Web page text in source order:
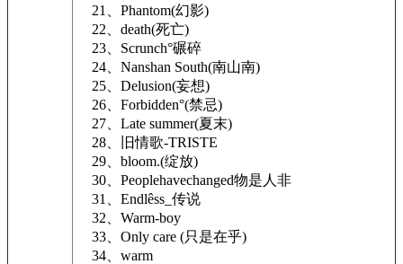
21、Phantom(幻影)
22、death(死亡)
23、Scrunch°碾碎
24、Nanshan South(南山南)
25、Delusion(妄想)
26、Forbidden°(禁忌)
27、Late summer(夏末)
28、旧情歌-TRISTE
29、bloom.(绽放)
30、Peoplehavechanged物是人非
31、Endlêss_传说
32、Warm-boy
33、Only care (只是在乎)
34、warm